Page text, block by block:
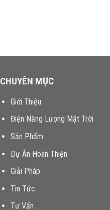
CHUYÊN MỤC
Giới Thiệu
Điện Năng Lượng Mặt Trời
Sản Phẩm
Dự Án Hoàn Thiện
Giải Pháp
Tin Tức
Tư Vấn